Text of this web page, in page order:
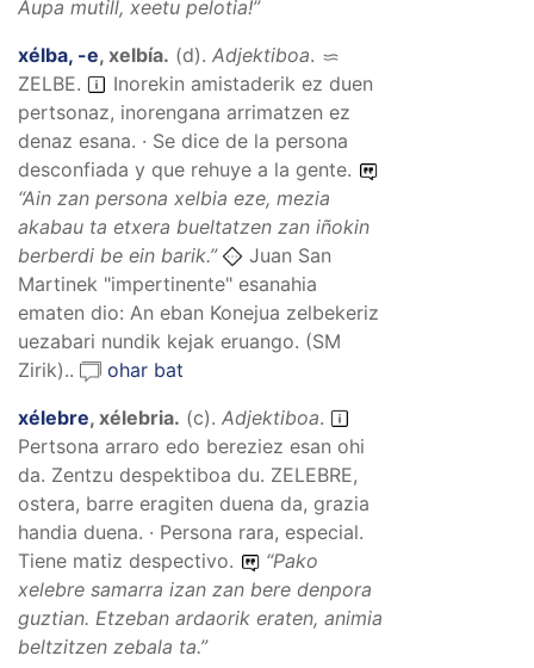
Aupa mutill, xeetu pelotia!”
xélba, -e, xelbía. (d). Adjektiboa.
ZELBE.
Inorekin amistaderik ez duen
pertsonaz, inorengana arrimatzen ez
denaz esana. · Se dice de la persona
desconfiada y que rehuye a la gente.
“Ain zan persona xelbia eze, mezia
akabau ta etxera bueltatzen zan iñokin
berberdi be ein barik.”
Juan San
Martinek "impertinente" esanahia
ematen dio: An eban Konejua zelbekeriz
uezabari nundik kejak eruango. (SM
Zirik)..
ohar bat
xélebre, xélebria. (c). Adjektiboa.
Pertsona arraro edo bereziez esan ohi
da. Zentzu despektiboa du. ZELEBRE,
ostera, barre eragiten duena da, grazia
handia duena. · Persona rara, especial.
Tiene matiz despectivo.
“Pako
xelebre samarra izan zan bere denpora
guztian. Etzeban ardaorik eraten, animia
beltzitzen zebala ta.”